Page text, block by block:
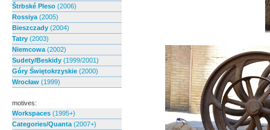
Štrbské Pleso (2006)
Rossiya (2005)
Bieszczady (2004)
Tatry (2003)
Niemcowa (2002)
Sudety/Beskidy (1999/2001)
Góry Świętokrzyskie (2000)
Wrocław (1999)
motives:
Workspaces (1995+)
Categories/Quanta (2007+)